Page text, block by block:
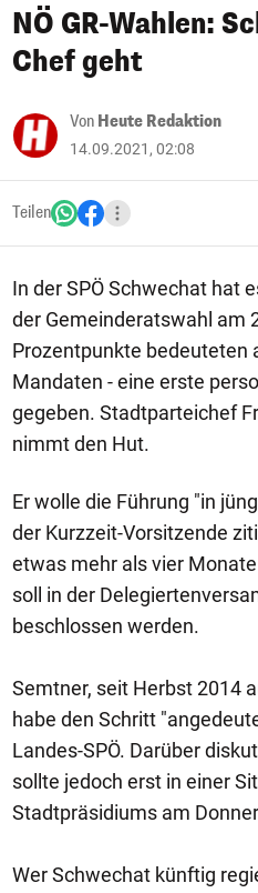
NÖ GR-Wahlen:
Chef geht
Von Heute Redaktion
14.09.2021, 02:08
Teilen
In der SPÖ Schwechat hat
der Gemeinderatswahl am
Prozentpunkte bedeuteten
Mandaten - eine erste
gegeben. Stadtparteichef
nimmt den Hut.
Er wolle die Führung "in
der Kurzzeit-Vorsitzende
etwas mehr als vier
soll in der
beschlossen werden.
Semtner, seit Herbst 2014
habe den Schritt
Landes-SPÖ. Darüber
sollte jedoch erst in einer
Stadtpräsidiums am
Wer Schwechat künftig